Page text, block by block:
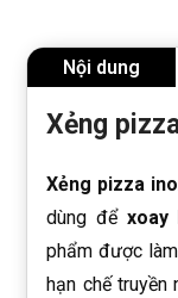
Nội dung
Xẻng
Xẻng pizza
dùng để xoay
phẩm được
hạn chế